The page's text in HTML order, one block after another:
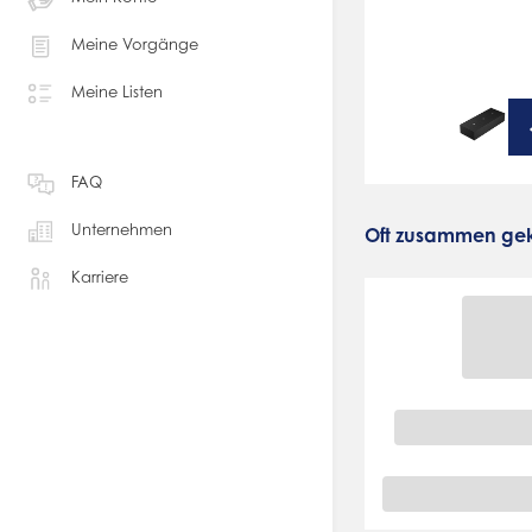
Meine Vorgänge
Meine Listen
FAQ
Unternehmen
Karriere
Oft zusammen